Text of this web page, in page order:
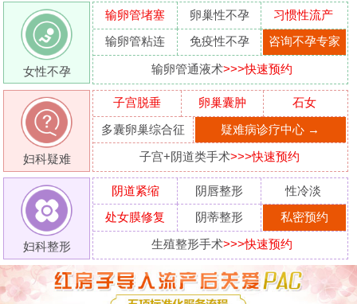
女性不孕
输卵管堵塞 卵巢性不孕
习惯性流产
输卵管粘连
免疫性不孕 咨询不孕专家
输卵管通液术>>>快速预约
妇科疑难
子宫脱垂 卵巢囊肿
石女
多囊卵巢综合征
疑难病诊疗中心 →
子宫+阴道类手术>>>快速预约
妇科整形
阴道紧缩 阴唇整形
性冷淡
处女膜修复
阴蒂整形 私密预约
生殖整形手术>>>快速预约